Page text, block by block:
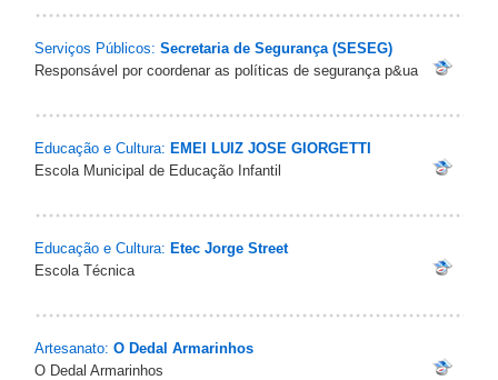
Serviços Públicos: Secretaria de Segurança (SESEG)
Responsável por coordenar as políticas de segurança p&ua
Educação e Cultura: EMEI LUIZ JOSE GIORGETTI
Escola Municipal de Educação Infantil
Educação e Cultura: Etec Jorge Street
Escola Técnica
Artesanato: O Dedal Armarinhos
O Dedal Armarinhos